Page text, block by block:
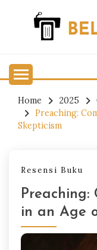
Home 2025
Preaching:
Skepticism
Resensi Buku
in an Age